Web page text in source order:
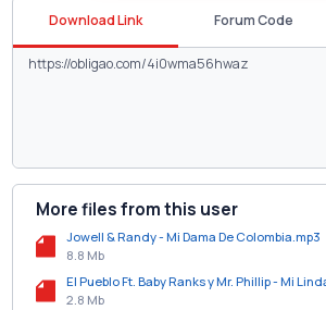
Download Link Forum Code
More files from this user
Jowell & Randy - Mi Dama De Colombia.mp3
8.8 Mb
El Pueblo Ft. Baby Ranks y Mr. Phillip - Mi
2.8 Mb